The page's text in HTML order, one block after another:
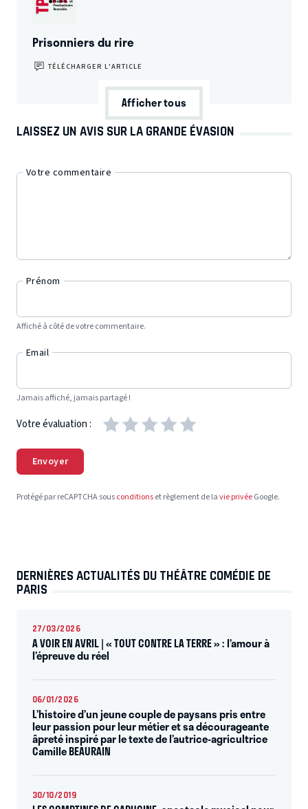
Prisonniers du rire
TÉLÉCHARGER L’ARTICLE
Afficher tous
LAISSEZ UN AVIS SUR LA GRANDE ÉVASION
Votre commentaire
Prénom
Affiché à côté de votre commentaire.
Email
Jamais affiché, jamais partagé !
Votre évaluation :
Envoyer
Protégé par reCAPTCHA sousconditionset règlement de lavie privéeGoogle.
DERNIÈRES ACTUALITÉS DU THÉÂTRE COMÉDIE DE
PARIS
27/03/2026
A VOIR EN AVRIL | « TOUT CONTRE LA TERRE » : l’amour à
l’épreuve du réel
06/01/2026
L’histoire d’un jeune couple de paysans pris entre
leur passion pour leur métier et sa décourageante
âpreté inspiré par le texte de l’autrice-agricultrice
Camille BEAURAIN
30/10/2019